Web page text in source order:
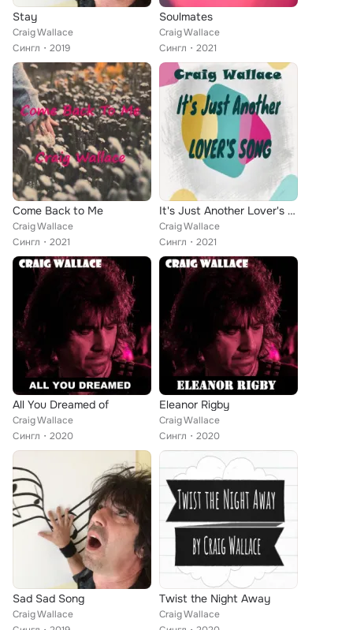
Stay
Craig Wallace
Сингл
2019
Soulmates
Craig Wallace
Сингл
2021
Come Back to Me
Craig Wallace
Сингл
2021
It's Just Another Lover's Song
Craig Wallace
Сингл
2021
All You Dreamed of
Craig Wallace
Сингл
2020
Eleanor Rigby
Craig Wallace
Сингл
2020
Sad Sad Song
Craig Wallace
Twist the Night Away
Craig Wallace